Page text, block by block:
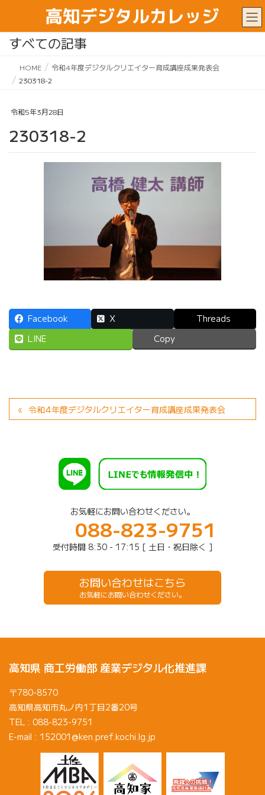
すべての記事
HOME
令和4年度デジタルクリエイター育成講座成果発表会
230318-2
令和5年3月28日
230318-2
Facebook X
Threads
LINE
Copy
令和4年度デジタルクリエイター育成講座成果発表会
お気軽にお問い合わせください。
088-823-9751
受付時間 8:30 - 17:15 [ 土日・祝日除く ]
お問い合わせはこちら
お気軽にお問い合わせください。
高知県 商工労働部 産業デジタル化推進課
〒780-8570
高知県高知市丸ノ内1丁目2番20号
TEL : 088-823-9751
E-mail : 152001@ken.pref.kochi.lg.jp